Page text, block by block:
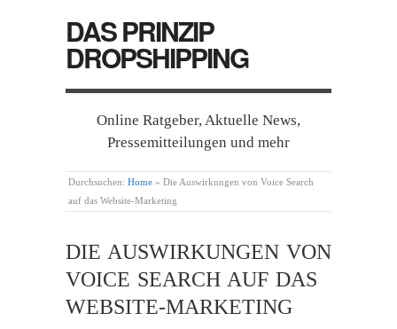
DAS PRINZIP
DROPSHIPPING
Online Ratgeber, Aktuelle News,
Pressemitteilungen und mehr
Durchsuchen: Home » Die Auswirkungen von Voice Search
auf das Website-Marketing
DIE AUSWIRKUNGEN VON
VOICE SEARCH AUF DAS
WEBSITE-MARKETING